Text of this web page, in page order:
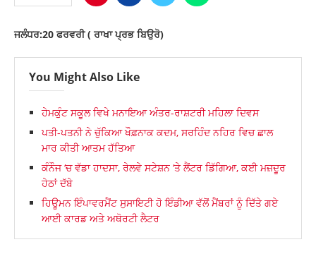
ਜਲੰਧਰ:20 ਫਰਵਰੀ ( ਰਾਖਾ ਪ੍ਰਭ ਬਿਉਰੋ)
You Might Also Like
ਹੇਮਕੁੰਟ ਸਕੂਲ ਵਿਖੇ ਮਨਾਇਆ ਅੰਤਰ-ਰਾਸ਼ਟਰੀ ਮਹਿਲਾ ਦਿਵਸ
ਪਤੀ-ਪਤਨੀ ਨੇ ਚੁੱਕਿਆ ਖੌਫ਼ਨਾਕ ਕਦਮ, ਸਰਹਿੰਦ ਨਹਿਰ ਵਿਚ ਛਾਲ
ਮਾਰ ਕੀਤੀ ਆਤਮ ਹੱਤਿਆ
ਕੰਨੌਜ ‘ਚ ਵੱਡਾ ਹਾਦਸਾ, ਰੇਲਵੇ ਸਟੇਸ਼ਨ ‘ਤੇ ਲੈਂਟਰ ਡਿੱਗਿਆ, ਕਈ ਮਜ਼ਦੂਰ
ਹੇਠਾਂ ਦੱਬੇ
ਹਿਊਮਨ ਇੰਪਾਵਰਮੈਂਟ ਸੁਸਾਇਟੀ ਹੋ ਇੰਡੀਆ ਵੱਲੋਂ ਮੈਂਬਰਾਂ ਨੂੰ ਦਿੱਤੇ ਗਏ
ਆਈ ਕਾਰਡ ਅਤੇ ਅਥੋਰਟੀ ਲੈਟਰ